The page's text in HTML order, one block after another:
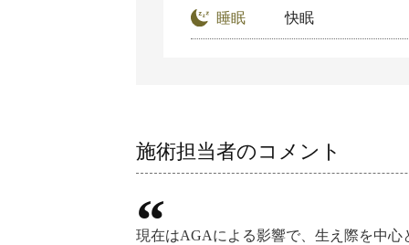
睡眠 快眠
施術担当者のコメント
現在はAGAによる影響で、生え際を中